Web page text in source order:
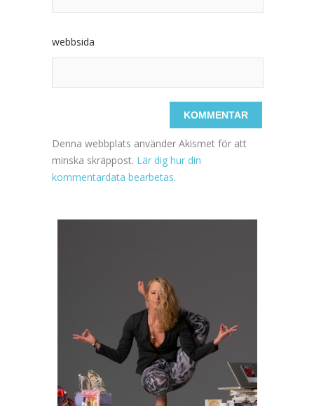
webbsida
Denna webbplats använder Akismet för att
minska skräppost. Lär dig hur din
kommentardata bearbetas.